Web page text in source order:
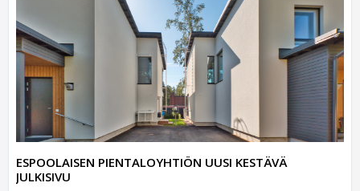
ESPOOLAISEN PIENTALOYHTIÖN UUSI KESTÄVÄ
JULKISIVU